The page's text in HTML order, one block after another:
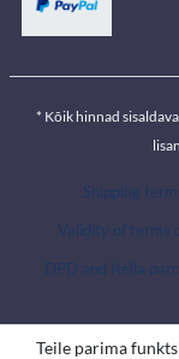
* Kõik hinnad
Shipping
Validity of terms
DPD and Itella
Teile parima